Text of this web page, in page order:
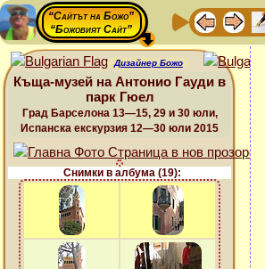
“Сайтът на Божо”
“Божовият Сайт”
Дизайнер Божо
Къща-музей на Антонио Гауди в
парк Гюел
Град Барселона 13—15, 29 и 30 юли,
Испанска екскурзия 12—30 юли 2015
Снимки в албума (19):